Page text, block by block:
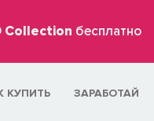
Collection бесплатно
КУПИТЬ ЗАРАБОТАЙ